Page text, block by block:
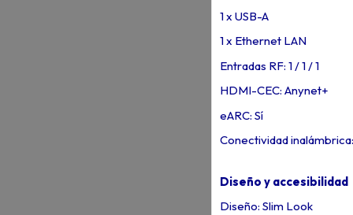
1 x USB-A
1 x Ethernet LAN
Entradas RF: 1 / 1 / 1
HDMI-CEC: Anynet+
eARC: Sí
Conectividad
Diseño y accesibilidad
Diseño: Slim Look